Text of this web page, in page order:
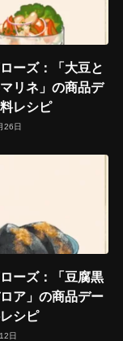
ーズ：「大豆と
リネ」の商品デ
レシピ
26日
ーズ：「豆腐黒
ア」の商品デー
シピ
日